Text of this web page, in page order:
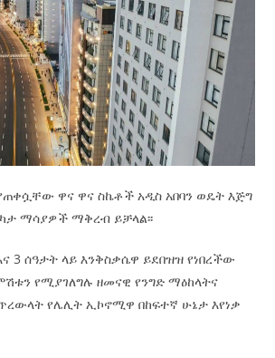
ዋና ዋና ስኬቶች አዲስ አበባን ወዴት እጅግ
ማሳያዎች ማቅረብ ይቻላል፡፡
3 ሰዓታት ላይ እንቅስቃሴዋ ይደበዝዝ የነበረችው
ምሽቱን የሚያገለግሉ ዘመናዊ የንግድ ማዕከላትና
የሌሊት ኢኮኖሚዋ በከፍተኛ ሁኔታ እየነቃ